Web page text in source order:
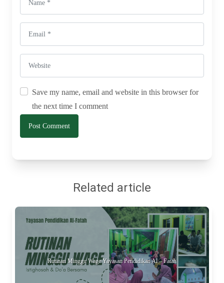
Save my name, email and website in this browser for
the next time I comment
Related article
Rutinan Minggu Wage Yayasan Pendidikan Al – Fatah